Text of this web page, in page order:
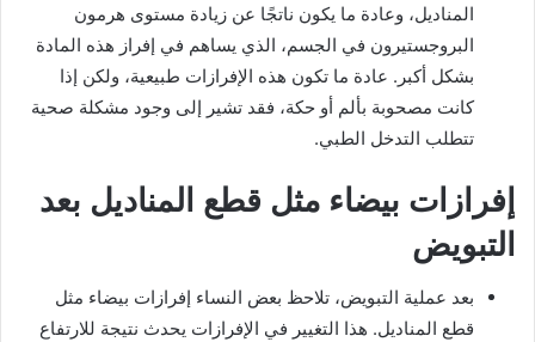
المناديل، وعادة ما يكون ناتجًا عن زيادة مستوى هرمون
البروجستيرون في الجسم، الذي يساهم في إفراز هذه المادة
بشكل أكبر. عادة ما تكون هذه الإفرازات طبيعية، ولكن إذا
كانت مصحوبة بألم أو حكة، فقد تشير إلى وجود مشكلة صحية
تتطلب التدخل الطبي.
إفرازات بيضاء مثل قطع المناديل بعد
التبويض
بعد عملية التبويض، تلاحظ بعض النساء إفرازات بيضاء مثل
قطع المناديل. هذا التغيير في الإفرازات يحدث نتيجة للارتفاع